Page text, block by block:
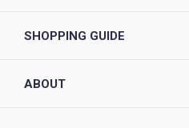
SHOPPING GUIDE
ABOUT